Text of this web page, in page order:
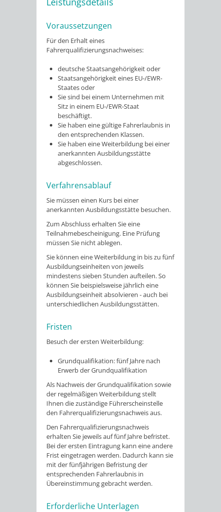
Voraussetzungen
Für den Erhalt eines
Fahrerqualifizierungsnachweises:
deutsche Staatsangehörigkeit oder
Staatsangehörigkeit eines EU-/EWR-
Staates oder
Sie sind bei einem Unternehmen mit
Sitz in einem EU-/EWR-Staat
beschäftigt.
Sie haben eine gültige Fahrerlaubnis in
den entsprechenden Klassen.
Sie haben eine Weiterbildung bei einer
anerkannten Ausbildungsstätte
abgeschlossen.
Verfahrensablauf
Sie müssen einen Kurs bei einer
anerkannten Ausbildungsstätte besuchen.
Zum Abschluss erhalten Sie eine
Teilnahmebescheinigung. Eine Prüfung
müssen Sie nicht ablegen.
Sie können eine Weiterbildung in bis zu fünf
Ausbildungseinheiten von jeweils
mindestens sieben Stunden aufteilen. So
können Sie beispielsweise jährlich eine
Ausbildungseinheit absolvieren - auch bei
unterschiedlichen Ausbildungsstätten.
Fristen
Besuch der ersten Weiterbildung:
Grundqualifikation: fünf Jahre nach
Erwerb der Grundqualifikation
Als Nachweis der Grundqualifikation sowie
der regelmäßigen Weiterbildung stellt
Ihnen die zuständige Führerscheinstelle
den Fahrerqualifizierungsnachweis aus.
Den Fahrerqualifizierungsnachweis
erhalten Sie jeweils auf fünf Jahre befristet.
Bei der ersten Eintragung kann eine andere
Frist eingetragen werden. Dadurch kann sie
mit der fünfjährigen Befristung der
entsprechenden Fahrerlaubnis in
Übereinstimmung gebracht werden.
Erforderliche Unterlagen